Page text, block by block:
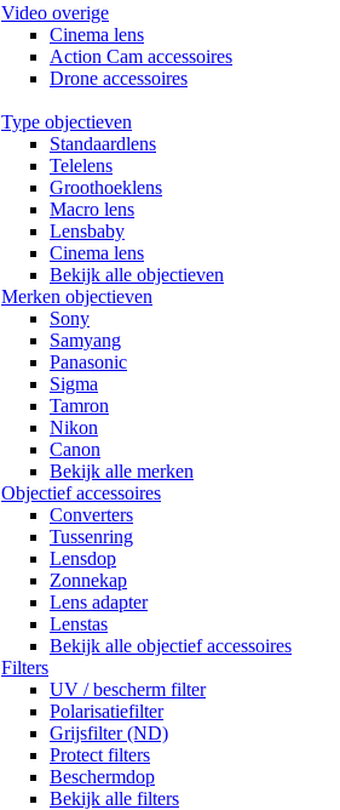
Video overige
Cinema lens
Action Cam accessoires
Drone accessoires
Type objectieven
Standaardlens
Telelens
Groothoeklens
Macro lens
Lensbaby
Cinema lens
Bekijk alle objectieven
Merken objectieven
Sony
Samyang
Panasonic
Sigma
Tamron
Nikon
Canon
Bekijk alle merken
Objectief accessoires
Converters
Tussenring
Lensdop
Zonnekap
Lens adapter
Lenstas
Bekijk alle objectief accessoires
Filters
UV / bescherm filter
Polarisatiefilter
Grijsfilter (ND)
Protect filters
Beschermdop
Bekijk alle filters